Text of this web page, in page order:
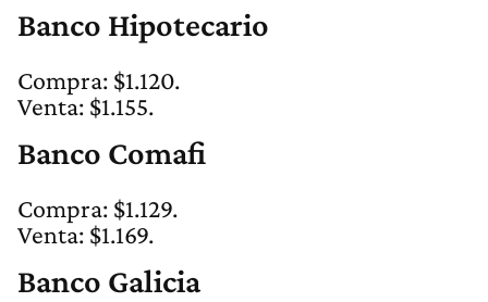
Banco Hipotecario
Compra: $1.120.
Venta: $1.155.
Banco Comafi
Compra: $1.129.
Venta: $1.169.
Banco Galicia